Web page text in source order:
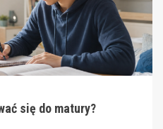
się do matury?